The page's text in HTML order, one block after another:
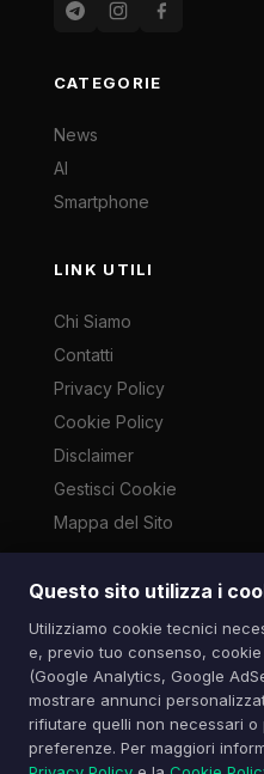
Questo sito utilizza i
Utilizziamo cookie tecnici
e, previo tuo consenso,
(Google Analytics, Google
mostrare annunci
rifiutare quelli non necessari o
preferenze. Per maggiori
CATEGORIE
News
AI
Smartphone
LINK UTILI
Chi Siamo
Contatti
Privacy Policy
Cookie Policy
Disclaimer
Gestisci Cookie
Mappa del Sito
Le immagini presenti su
cronaca ai sensi
© 2026 Spazio iTech —